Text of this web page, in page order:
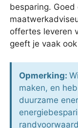
besparing.
offertes leveren
geeft je vaak
Opmerking:
maken, en
duurzame